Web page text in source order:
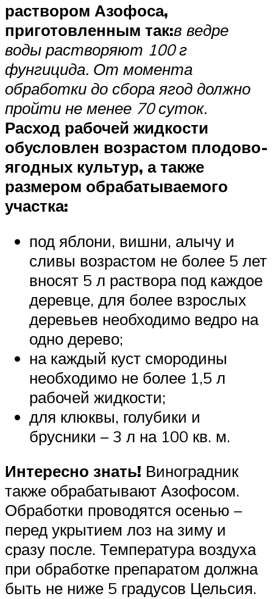
раствором Азофоса,
приготовленным так:в ведре
воды растворяют 100 г
фунгицида. От момента
обработки до сбора ягод должно
пройти не менее 70 суток.
Расход рабочей жидкости
обусловлен возрастом плодово-
ягодных культур, а также
размером обрабатываемого
участка:
под яблони, вишни, алычу и
сливы возрастом не более 5 лет
вносят 5 л раствора под каждое
деревце, для более взрослых
деревьев необходимо ведро на
одно дерево;
на каждый куст смородины
необходимо не более 1,5 л
рабочей жидкости;
для клюквы, голубики и
брусники – 3 л на 100 кв. м.
Интересно знать! Виноградник
также обрабатывают Азофосом.
Обработки проводятся осенью –
перед укрытием лоз на зиму и
сразу после. Температура воздуха
при обработке препаратом должна
быть не ниже 5 градусов Цельсия.